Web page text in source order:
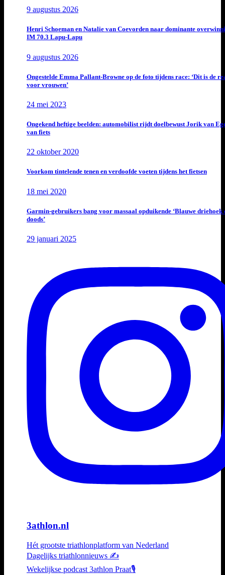
9 augustus 2026
Henri Schoeman en Natalie van Coevorden naar dominante
IM 70.3 Lapu-Lapu
9 augustus 2026
Ongestelde Emma Pallant-Browne op de foto tijdens race: ‘Dit is de
voor vrouwen’
24 mei 2023
Ongekend heftige beelden: automobilist rijdt doelbewust Jorik van
van fiets
22 oktober 2020
Voorkom tintelende tenen en verdoofde voeten tijdens het fietsen
18 mei 2020
Garmin-gebruikers bang voor massaal opduikende ‘Blauwe driehoek
doods’
29 januari 2025
3athlon.nl
Hét grootste triathlonplatform van Nederland
Dagelijks triathlonnieuws ✍️
Wekelijkse podcast 3athlon Praat🎙️